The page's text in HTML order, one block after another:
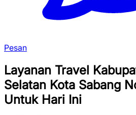
Pesan
Layanan Travel
Selatan Kota Sabang
Untuk Hari Ini